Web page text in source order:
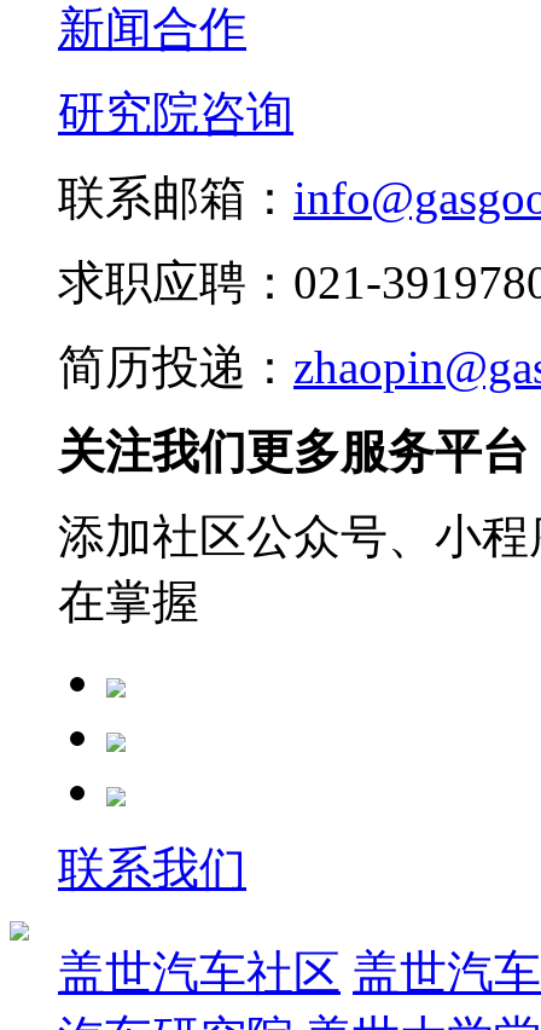
新闻合作
研究院咨询
联系邮箱：
求职应聘：021-
简历投递：
关注我们更多服务平台
添加社区公众号、小
在掌握
联系我们
盖世汽车社区 盖世汽